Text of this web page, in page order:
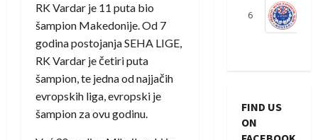
RK Vardar je 11 puta bio
šampion Makedonije. Od 7
godina postojanja SEHA LIGE,
RK Vardar je četiri puta
šampion, te jedna od najjačih
evropskih liga, evropski je
šampion za ovu godinu.
6
FIND US
ON